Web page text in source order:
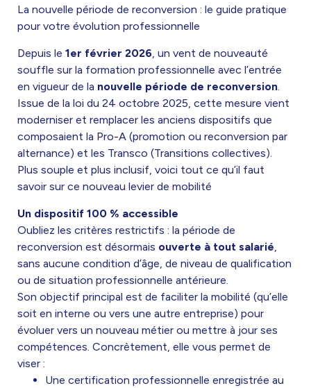
La nouvelle période de reconversion : le guide pratique
pour votre évolution professionnelle
Depuis le 1er février 2026, un vent de nouveauté
souffle sur la formation professionnelle avec l’entrée
en vigueur de la nouvelle période de reconversion.
Issue de la loi du 24 octobre 2025, cette mesure vient
moderniser et remplacer les anciens dispositifs que
composaient la Pro-A (promotion ou reconversion par
alternance) et les Transco (Transitions collectives).
Plus souple et plus inclusif, voici tout ce qu’il faut
savoir sur ce nouveau levier de mobilité
Un dispositif 100 % accessible
Oubliez les critères restrictifs : la période de
reconversion est désormais ouverte à tout salarié,
sans aucune condition d’âge, de niveau de qualification
ou de situation professionnelle antérieure.
Son objectif principal est de faciliter la mobilité (qu’elle
soit en interne ou vers une autre entreprise) pour
évoluer vers un nouveau métier ou mettre à jour ses
compétences. Concrètement, elle vous permet de
viser :
Une certification professionnelle enregistrée au